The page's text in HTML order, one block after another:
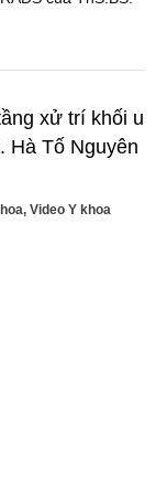
xử trí khối u
Hà Tố Nguyên
, Video Y khoa